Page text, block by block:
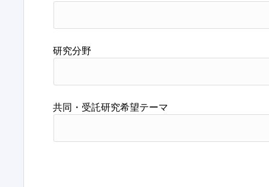
研究分野
共同・受託研究希望テーマ